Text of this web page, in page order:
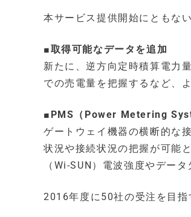
本サービス提供開始にともな
■取得可能なデータを追加
新たに、逆方向定時積算電力
での売電量を把握するなど、
■PMS（Power Metering
ゲートウェイ機器の横断的な
状況や接続状況の把握が可能
（Wi-SUN）電波強度やデー
2016年度に50社の受注を目指